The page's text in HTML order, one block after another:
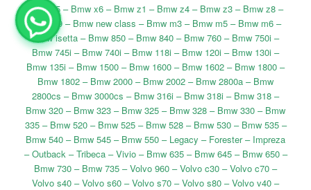
Bmw x5 – Bmw x6 – Bmw z1 – Bmw z4 – Bmw z3 – Bmw z8 –
Bmw x9 – Bmw new class – Bmw m3 – Bmw m5 – Bmw m6 –
Bmw isetta – Bmw 850 – Bmw 840 – Bmw 760 – Bmw 750i –
Bmw 745i – Bmw 740i – Bmw 118i – Bmw 120i – Bmw 130i –
Bmw 135i – Bmw 1500 – Bmw 1600 – Bmw 1602 – Bmw 1800 –
Bmw 1802 – Bmw 2000 – Bmw 2002 – Bmw 2800a – Bmw
2800cs – Bmw 3000cs – Bmw 316i – Bmw 318i – Bmw 318 –
Bmw 320 – Bmw 323 – Bmw 325 – Bmw 328 – Bmw 330 – Bmw
335 – Bmw 520 – Bmw 525 – Bmw 528 – Bmw 530 – Bmw 535 –
Bmw 540 – Bmw 545 – Bmw 550 – Legacy – Forester – Impreza
– Outback – Tribeca – Vivio – Bmw 635 – Bmw 645 – Bmw 650 –
Bmw 730 – Bmw 735 – Volvo 960 – Volvo c30 – Volvo c70 –
Volvo s40 – Volvo s60 – Volvo s70 – Volvo s80 – Volvo v40 –